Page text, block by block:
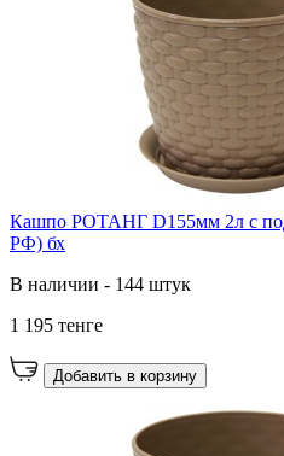
Кашпо РОТАНГ D155мм 2л с
РФ) бх
В наличии - 144 штук
1 195 тенге
Добавить в корзину